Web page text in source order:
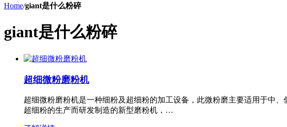
Home/giant是什么粉碎
giant是什么粉碎
超细微粉磨粉机
超细微粉磨粉机是一种细粉及超细粉的加工设备，此微粉磨主要适用于中
超细粉的生产而研发制造的新型磨粉机，…